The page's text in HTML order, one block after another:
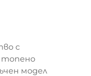
с
топено
модел